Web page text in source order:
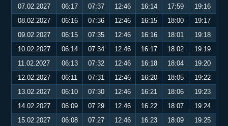
07.02.2027
06:17 07:37 12:46 16:14 17:59
19:16
08.02.2027
06:16 07:36 12:46 16:15 18:00
19:17
09.02.2027
06:15 07:35 12:46 16:16 18:01
19:18
10.02.2027
06:14 07:34 12:46 16:17 18:02
19:19
11.02.2027
06:13 07:32 12:46 16:18 18:04
19:20
12.02.2027
06:11 07:31 12:46 16:20 18:05
19:22
13.02.2027
06:10 07:30 12:46 16:21 18:06
19:23
14.02.2027
06:09 07:29 12:46 16:22 18:07
19:24
15.02.2027
06:08 07:27 12:46 16:23 18:09
19:25